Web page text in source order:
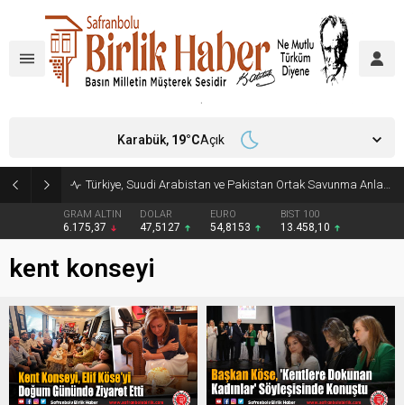
Türkiye, Suudi Arabistan ve Pakistan Ortak Savunma Anlaşması imzaladı
GRAM ALTIN
6.175,37
DOLAR
47,5127
EURO
54,8153
BIST 100
13.458,10
Karabük, 19°CAçık
kent konseyi